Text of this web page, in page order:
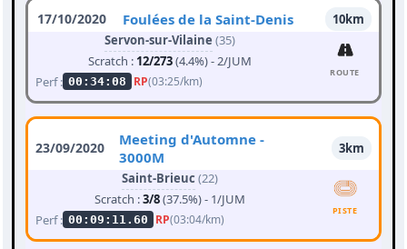
17/10/2020 Foulées de la Saint-Denis
10km
Servon-sur-Vilaine (35)
Scratch : 12/273(4.4%) - 2/JUM
Perf : 00:34:08 RP(03:25/km)
ROUTE
23/09/2020
Meeting d'Automne -
3000M
3km
Saint-Brieuc (22)
Scratch :3/8(37.5%) - 1/JUM
Perf : 00:09:11.60 RP(03:04/km)
PISTE